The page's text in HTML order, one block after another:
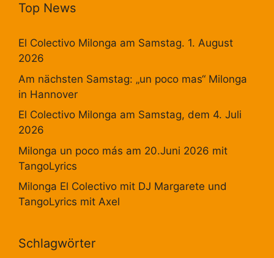
Top News
El Colectivo Milonga am Samstag. 1. August
2026
Am nächsten Samstag: „un poco mas“ Milonga
in Hannover
El Colectivo Milonga am Samstag, dem 4. Juli
2026
Milonga un poco más am 20.Juni 2026 mit
TangoLyrics
Milonga El Colectivo mit DJ Margarete und
TangoLyrics mit Axel
Schlagwörter